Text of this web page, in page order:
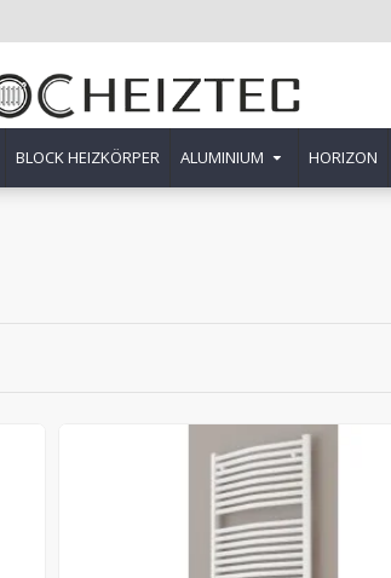
BLOCK HEIZKÖRPER ALUMINIUM HORIZON